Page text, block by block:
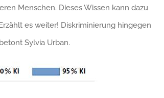
Menschen. Dieses Wissen kann dazu
es weiter! Diskriminierung hingegen
Sylvia Urban.